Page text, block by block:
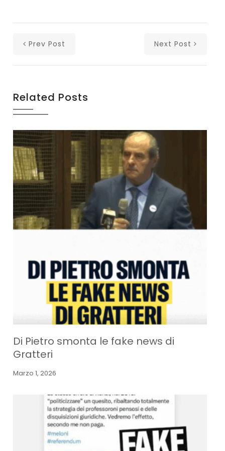
Prev Post Next Post
Related Posts
Di Pietro smonta le fake news di
Gratteri
Marzo 1, 2026